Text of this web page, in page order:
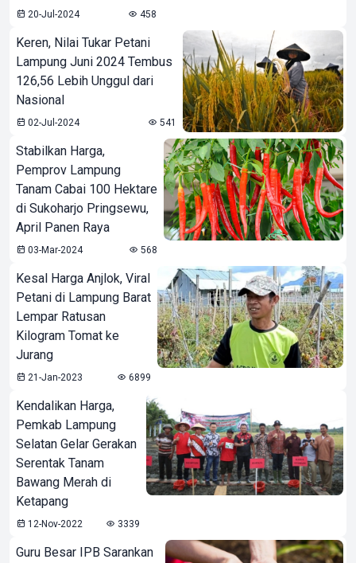
20-Jul-2024 458
Keren, Nilai Tukar Petani
Lampung Juni 2024 Tembus
126,56 Lebih Unggul dari
Nasional
02-Jul-2024 541
Stabilkan Harga,
Pemprov Lampung
Tanam Cabai 100 Hektare
di Sukoharjo Pringsewu,
April Panen Raya
03-Mar-2024 568
Kesal Harga Anjlok, Viral
Petani di Lampung Barat
Lempar Ratusan
Kilogram Tomat ke
Jurang
21-Jan-2023 6899
Kendalikan Harga,
Pemkab Lampung
Selatan Gelar Gerakan
Serentak Tanam
Bawang Merah di
Ketapang
12-Nov-2022 3339
Guru Besar IPB Sarankan